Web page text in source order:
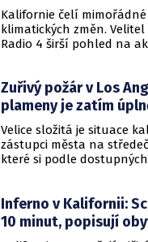
Kalifornie čelí
klimatických změn.
Radio 4 širší pohled na
Zuřivý požár v Los
plameny je zatím
Velice složitá je situace
zástupci města na
které si podle
Inferno v Kalifornii:
10 minut, popisují